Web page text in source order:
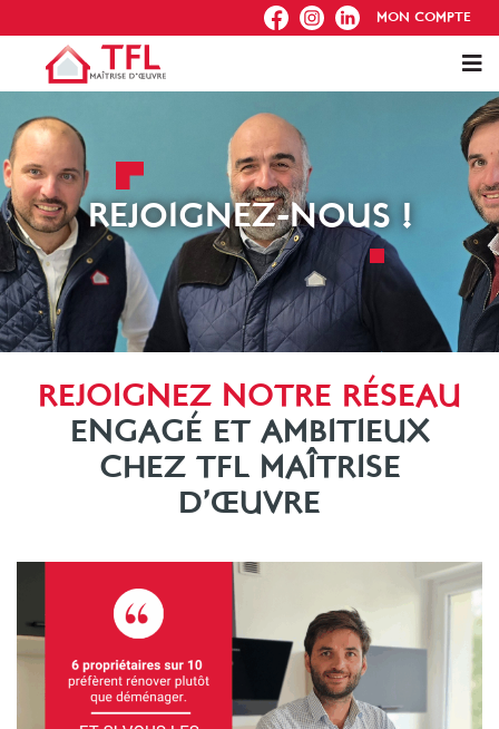
FB IG IN MON COMPTE
REJOIGNEZ-NOUS !
REJOIGNEZ NOTRE RÉSEAU
ENGAGÉ ET AMBITIEUX
CHEZ TFL MAÎTRISE
D’ŒUVRE